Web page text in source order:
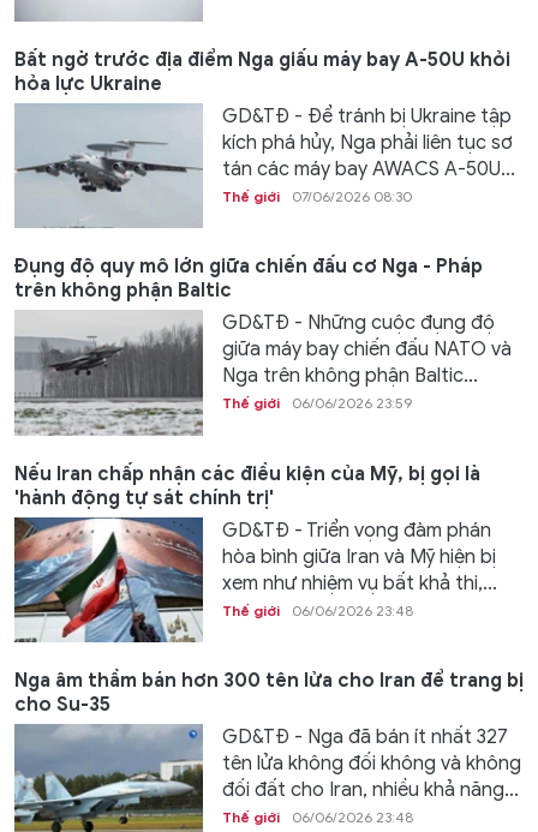
Bất ngờ trước địa điểm Nga giấu máy bay A-50U khỏi
hỏa lực Ukraine
GD&TĐ - Để tránh bị Ukraine tập
kích phá hủy, Nga phải liên tục sơ
tán các máy bay AWACS A-50U...
Thế giới 07/06/2026 08:30
Đụng độ quy mô lớn giữa chiến đấu cơ Nga - Pháp
trên không phận Baltic
GD&TĐ - Những cuộc đụng độ
giữa máy bay chiến đấu NATO và
Nga trên không phận Baltic...
Thế giới 06/06/2026 23:59
Nếu Iran chấp nhận các điều kiện của Mỹ, bị gọi là
'hành động tự sát chính trị'
GD&TĐ - Triển vọng đàm phán
hòa bình giữa Iran và Mỹ hiện bị
xem như nhiệm vụ bất khả thi,...
Thế giới 06/06/2026 23:48
Nga âm thầm bán hơn 300 tên lửa cho Iran để trang bị
cho Su-35
GD&TĐ - Nga đã bán ít nhất 327
tên lửa không đối không và không
đối đất cho Iran, nhiều khả năng...
Thế giới 06/06/2026 23:48